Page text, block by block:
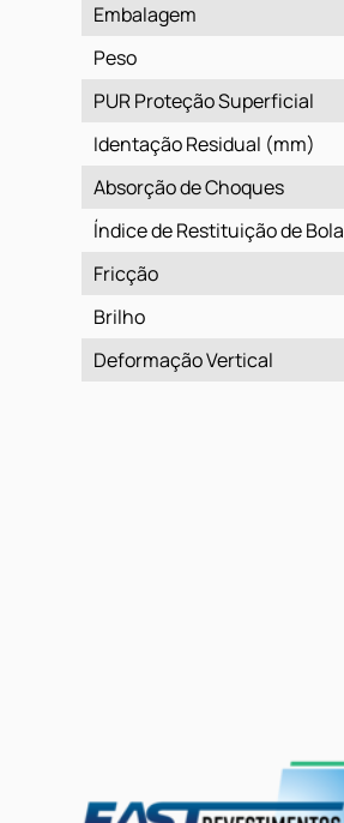
Embalagem
Peso
PUR Proteção Superficial
Identação Residual (mm)
Absorção de Choques
Índice de Restituição de Bola
Fricção
Brilho
Deformação Vertical